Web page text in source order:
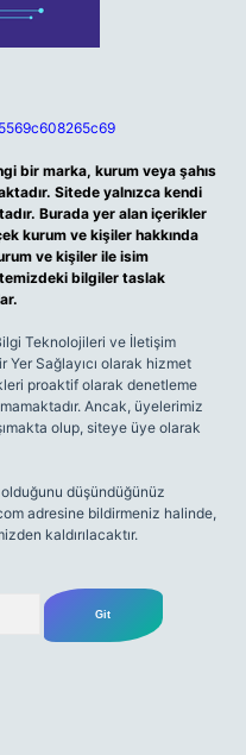
bir marka, kurum veya şahıs
Sitede yalnızca kendi
Burada yer alan içerikler
kurum ve kişiler hakkında
ve kişiler ile isim
bilgiler taslak
Teknolojileri ve İletişim
Yer Sağlayıcı olarak hizmet
proaktif olarak denetleme
Ancak, üyelerimiz
olup, siteye üye olarak
düşündüğünüz
adresine bildirmeniz halinde,
kaldırılacaktır.